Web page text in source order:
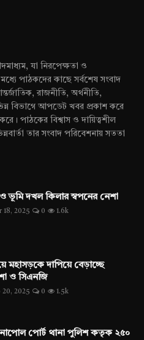
যা নিরপেক্ষতা ও
পাঠকদের কাছে সর্বশেষ সংবাদ
রাজনীতি, অর্থনীতি,
বিভাগে আপডেট খবর প্রকাশ করে
পাঠকের বিশ্বাস ও দায়িত্বশীল
তার সংবাদ পরিবেশনায় সততা
ও ভূমি দখল কিলার স্বপনের নেশা
18, 2025 0 1.6k
মহাসড়কে দাপিয়ে বেড়াচ্ছে
ও সিএনজি
20, 2025 0 1.5k
পোর্ট থানা পুলিশ কতৃক ২৫০